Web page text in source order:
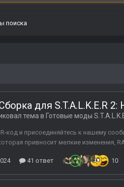
поиска
для S.T.A.L.K.E.R 2:
тема в Готовые моды
код и присоединяйтесь к нашему
привносит мелкие изменения,
41 ответ 10